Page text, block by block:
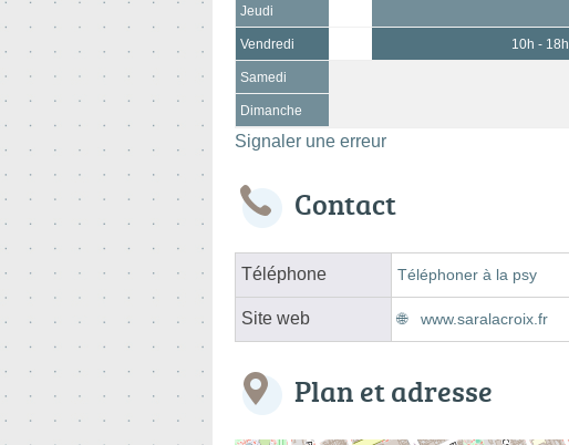
Jeudi
Vendredi 10h - 18h
Samedi
Dimanche
Signaler une erreur
Contact
Téléphone Téléphoner à la psy
Site web www.saralacroix.fr
Plan et adresse